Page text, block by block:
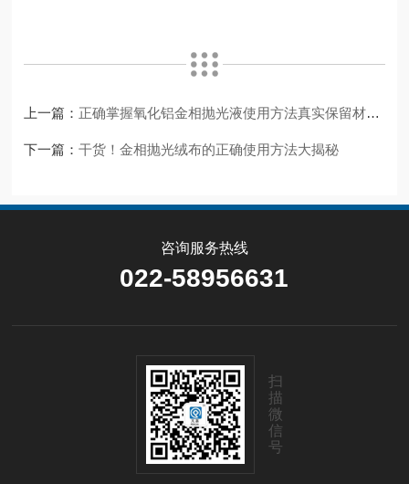
上一篇： 正确掌握氧化铝金相抛光液使用方法真实保留材料原始微观组织结构
下一篇：干货！金相抛光绒布的正确使用方法大揭秘
咨询服务热线
022-58956631
扫
描
微
信
号